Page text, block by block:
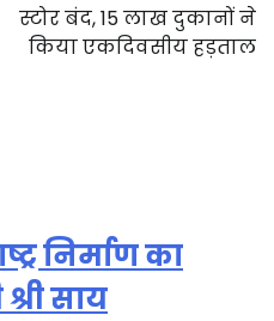
स्टोर बंद, 15 लाख दुकानों ने
किया एकदिवसीय हड़ताल
निर्माण का
साय